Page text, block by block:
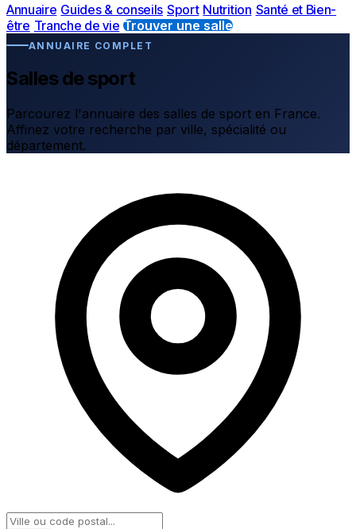
Annuaire Guides & conseils Sport Nutrition Santé et Bien-
être Tranche de vie Trouver une salle
ANNUAIRE COMPLET
Salles de sport
Parcourez l'annuaire des salles de sport en France.
Affinez votre recherche par ville, spécialité ou
département.